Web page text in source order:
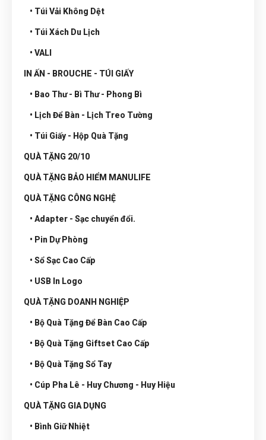
• Túi Vải Không Dệt
• Túi Xách Du Lịch
• VALI
IN ẤN - BROUCHE - TÚI GIẤY
• Bao Thư - Bì Thư - Phong Bì
• Lịch Để Bàn - Lịch Treo Tường
• Túi Giấy - Hộp Quà Tặng
QUÀ TẶNG 20/10
QUÀ TẶNG BẢO HIỂM MANULIFE
QUÀ TẶNG CÔNG NGHỆ
• Adapter - Sạc chuyển đổi.
• Pin Dự Phòng
• Sổ Sạc Cao Cấp
• USB In Logo
QUÀ TẶNG DOANH NGHIỆP
• Bộ Quà Tặng Để Bàn Cao Cấp
• Bộ Quà Tặng Giftset Cao Cấp
• Bộ Quà Tặng Sổ Tay
• Cúp Pha Lê - Huy Chương - Huy Hiệu
QUÀ TẶNG GIA DỤNG
• Bình Giữ Nhiệt